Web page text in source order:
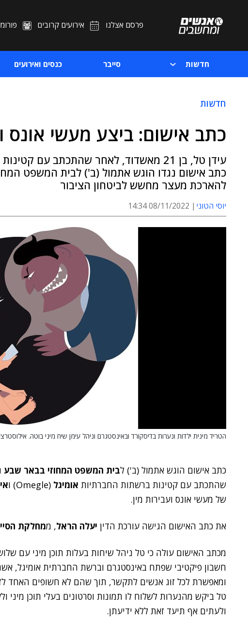
פרסם אצלנו אירועים קרובים
חדשות סייבר כנסים ואירועים
חדשות
כתב אישום: ביצע מעשי אונס
עידן טל, בן 21 מאשדוד, לאחר שהתכתב עם
כתב אישום נגדו הוגש אתמול (ב') לבית המשפט
להארכת מעצר מחשש לביטחון הציבור
יוסי הטוני 08/11/2022 14:34
הטריד מינית ילדות ונערות בדיסקורד ובאינסטגרם וניהל עימן שיח מיני בוטה.
כתב אישום הוגש אתמול (ב') לבית המשפט המחוזי בבאר שבע
שהתכתב עם קטינות ברשתות החברתיות אומיגל (Omegle) ו
של מעשי אונס ועבירות מין.
את כתב האישום הגישה עורכת הדין יעלה הראל, ממחלקת
חשבון פיקטיבי שפתח באינסטגרם וברשת החברתית אומיגל,
ומאפשרת לכל זוג אנשים לתקשר, תוך שהם לא חשופים האחד
טל ביקש מהנערות לשלוח לו תמונות וסרטונים בעלי תוכן מיני
ולעתים אף תיעד זאת ללא ידיעתן.